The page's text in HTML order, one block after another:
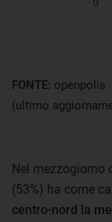
FONTE: openpolis
(ultimo
Nel mezzogiorno
(53%) ha come
centro-nord la